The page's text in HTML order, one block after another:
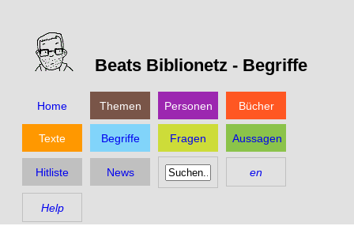
Beats Biblionetz - Begriffe
Home Themen Personen Bücher
Texte Begriffe Fragen Aussagen
Hitliste News en
Help